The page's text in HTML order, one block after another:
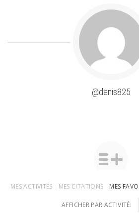
@denis825
MES ACTIVITÉS MES CITATIONS MES
AFFICHER PAR ACTIVITÉ: